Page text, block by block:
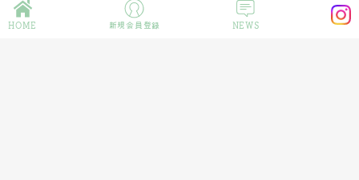
HOME 新規会員登録 NEWS